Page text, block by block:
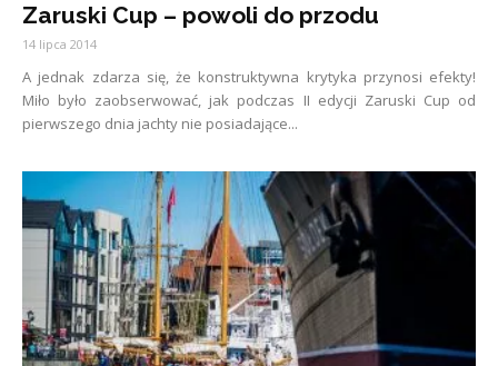
Zaruski Cup – powoli do przodu
14 lipca 2014
A jednak zdarza się, że konstruktywna krytyka przynosi efekty!
Miło było zaobserwować, jak podczas II edycji Zaruski Cup od
pierwszego dnia jachty nie posiadające...